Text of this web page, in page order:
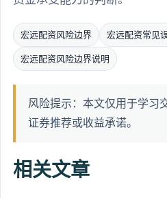
宏远配资风险边界 宏远配资常见
宏远配资风险边界说明
风险提示：本文仅用于学习
证券推荐或收益承诺。
相关文章